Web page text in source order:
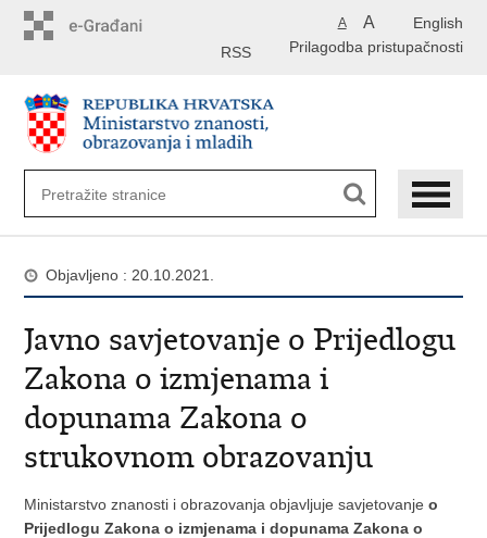
English
A A
Prilagodba pristupačnosti
RSS
Objavljeno : 20.10.2021.
Javno savjetovanje o Prijedlogu
Zakona o izmjenama i
dopunama Zakona o
strukovnom obrazovanju
Ministarstvo znanosti i obrazovanja objavljuje savjetovanjeo
Prijedlogu Zakona o izmjenama i dopunama Zakona o